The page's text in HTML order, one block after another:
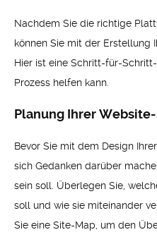
Nachdem Sie die richtige
können Sie mit der Erstellung
Hier ist eine Schritt-für-
Prozess helfen kann.
Planung Ihrer
Bevor Sie mit dem Design
sich Gedanken darüber
sein soll. Überlegen Sie,
soll und wie sie miteinander
Sie eine Site-Map, um den